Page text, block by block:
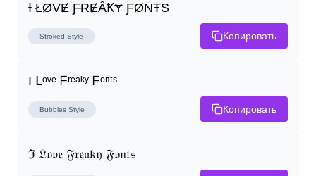
Ɨ ŁØVɆ ƑɌɆȂꝀɎ ƑØNŦS
Stroked Style Копировать
I ᒪᵒᵛᵉ ᖴʳᵉᵃᵏʸ ᖴᵒⁿᵗˢ
Bubbles Style Копировать
ℑ 𝔏𝔬𝔳𝔢 𝔉𝔯𝔢𝔞𝔨𝔶 𝔉𝔬𝔫𝔱𝔰